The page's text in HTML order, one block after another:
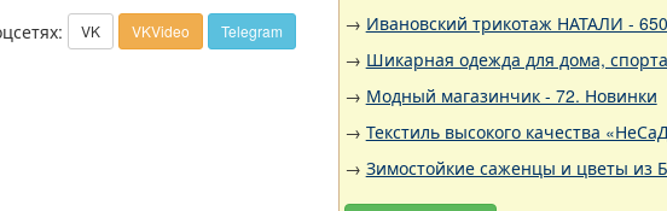
VK VKVideo Telegram
→ Ивановский трикотаж НАТАЛИ -
→ Шикарная одежда для дома,
→ Модный магазинчик - 72. Новинки
→ Текстиль высокого качества
→ Зимостойкие саженцы и цветы из